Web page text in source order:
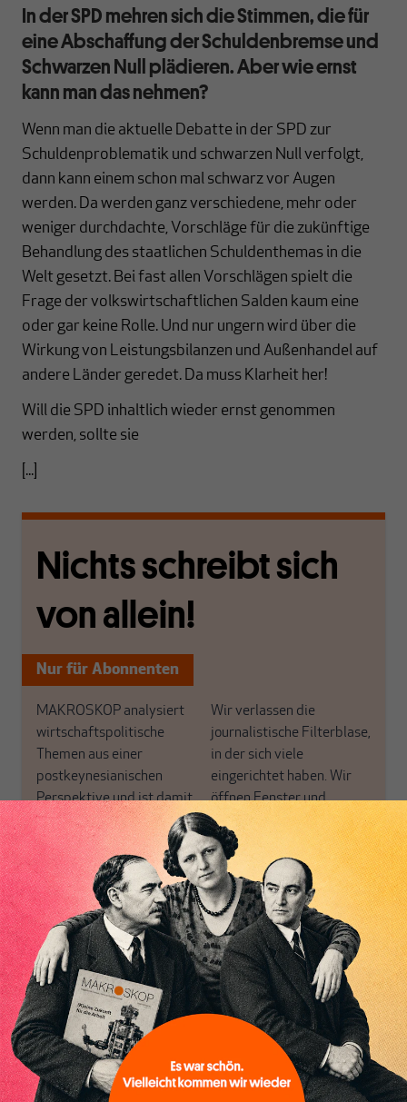
In der SPD mehren sich die Stimmen, die für
eine Abschaffung der Schuldenbremse und
Schwarzen Null plädieren. Aber wie ernst
kann man das nehmen?
Wenn man die aktuelle Debatte in der SPD zur
Schuldenproblematik und schwarzen Null verfolgt,
dann kann einem schon mal schwarz vor Augen
werden. Da werden ganz verschiedene, mehr oder
weniger durchdachte, Vorschläge für die zukünftige
Behandlung des staatlichen Schuldenthemas in die
Welt gesetzt. Bei fast allen Vorschlägen spielt die
Frage der volkswirtschaftlichen Salden kaum eine
oder gar keine Rolle. Und nur ungern wird über die
Wirkung von Leistungsbilanzen und Außenhandel auf
andere Länder geredet. Da muss Klarheit her!
Will die SPD inhaltlich wieder ernst genommen
werden, sollte sie
[...]
Nichts schreibt sich
von allein!
Nur für Abonnenten
MAKROSKOP analysiert
wirtschaftspolitische
Themen aus einer
postkeynesianischen
Perspektive und ist damit
in Deutschland einzigartig.
MAKROSKOP steht für
das große Ganze. Wir
haben einen Blick auf
Geld, Wirtschaft und
Politik, den Sie so
woanders nicht finden.
Dabei leben wir von
unseren Autoren, ihren
Recherchen, ihrem Wissen
und ihrem Enthusiasmus.
Gemeinsam scheren wir
aus den schmaler
Wir verlassen die
journalistische Filterblase,
in der sich viele
eingerichtet haben. Wir
öffnen Fenster und
bringen frische Luft in die
engen und verstaubten
Debattenräume.
Brauchen Sie auch frische
Luft? Dann folgen Sie
einfach dem Button.
ABONNIEREN SIE
MAKROSKOP
Schon Abonnent? Dann
hiereinloggen